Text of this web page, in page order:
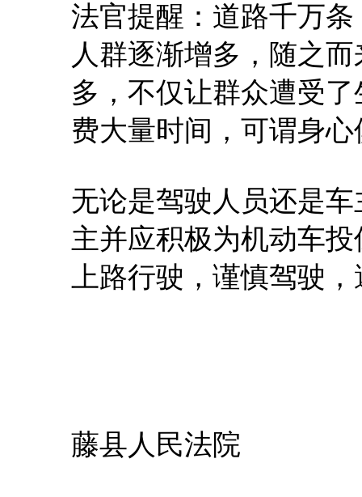
法官提醒：道路千万
人群逐渐增多，随之
多，不仅让群众遭受
费大量时间，可谓身心
无论是驾驶人员还是
主并应积极为机动车
上路行驶，谨慎驾驶
藤县人民法院